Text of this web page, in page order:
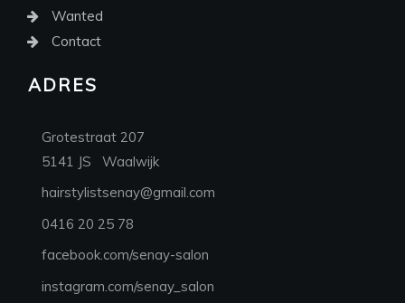
Wanted
Contact
ADRES
Grotestraat 207
5141 JS Waalwijk
hairstylistsenay@gmail.com
0416 20 25 78
facebook.com/senay-salon
instagram.com/senay_salon